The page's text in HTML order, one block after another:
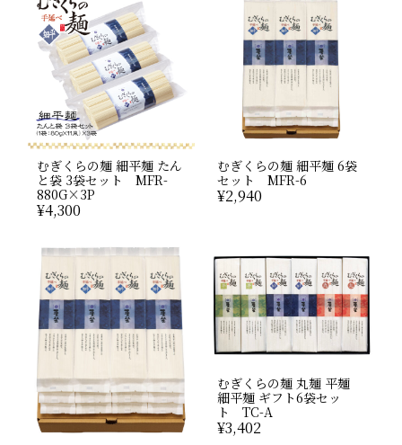
むぎくらの麺 細平麺 たん
と袋 3袋セット MFR-
880G×3P
¥4,300
むぎくらの麺 細平麺 6袋
セット MFR-6
¥2,940
むぎくらの麺 丸麺 平麺
細平麺 ギフト6袋セッ
ト TC-A
¥3,402